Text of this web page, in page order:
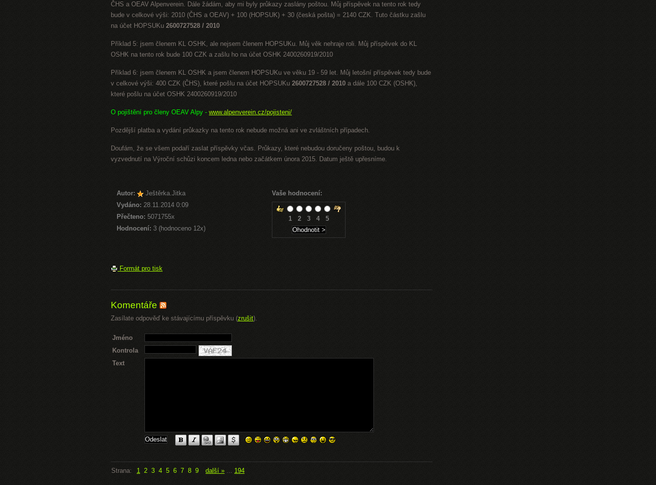
ČHS a OEAV Alpenverein. Dále žádám, aby mi byly průkazy zaslány poštou. Můj příspěvek na tento rok tedy
bude v celkové výši: 2010 (ČHS a OEAV) + 100 (HOPSUK) + 30 (česká pošta) = 2140 CZK. Tuto částku zašlu
na účet HOPSUKu 2600727528 / 2010
Příklad 5: jsem členem KL OSHK, ale nejsem členem HOPSUKu. Můj věk nehraje roli. Můj příspěvek do KL
OSHK na tento rok bude 100 CZK a zašlu ho na účet OSHK 2400260919/2010
Příklad 6: jsem členem KL OSHK a jsem členem HOPSUKu ve věku 19 - 59 let. Můj letošní příspěvek tedy bude
v celkové výši: 400 CZK (ČHS), které pošlu na účet HOPSUKu2600727528 / 2010 a dále 100 CZK (OSHK),
které pošlu na účet OSHK 2400260919/2010
O pojištění pro členy OEAV Alpy - www.alpenverein.cz/pojisteni/
Pozdější platba a vydání průkazky na tento rok nebude možná ani ve zvláštních případech.
Doufám, že se všem podaří zaslat příspěvky včas. Průkazy, které nebudou doručeny poštou, budou k
vyzvednutí na Výroční schůzi koncem ledna nebo začátkem února 2015. Datum ještě upřesníme.
Autor:
Ještěrka.Jitka
Vydáno: 28.11.2014 0:09
Přečteno: 5071755x
Hodnocení: 3 (hodnoceno 12x)
Vaše hodnocení:
1 2 3 4 5
Formát pro tisk
Komentáře
Zasílate odpověď ke stávajícímu příspěvku (zrušit).
Jméno
Kontrola
Text
Strana: 1 2 3 4 5 6 7 8 9 další » ... 194